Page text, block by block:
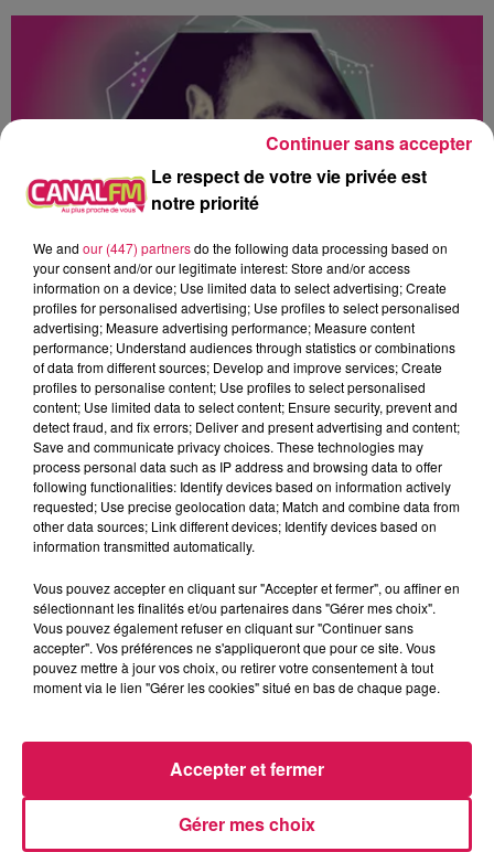
0h00 - 1h00
Club'in Canal fm By Nexxyo
CHRISTOPHE MAE
La Lune
6h52
6h52
Obsesion
6h49
6h49
CYNDI LAUPER
Girls Just Want To
Have Fun
LES ARTICLES LES PLUS CONSULTÉS
CHALEUR ET RISQUE
D'ORAGES CE LUNDI EN
SAMBRE-AVESNOIS-
Le respect de votre vie privée est
notre priorité
We and our (447) partnersdo the following data processing based on
your consent and/or our legitimate interest: Store and/or access
information on a device; Use limited data to select advertising; Create
profiles for personalised advertising; Use profiles to select personalised
advertising; Measure advertising performance; Measure content
performance; Understand audiences through statistics or combinations
of data from different sources; Develop and improve services; Create
profiles to personalise content; Use profiles to select personalised
content; Use limited data to select content; Ensure security, prevent and
detect fraud, and fix errors; Deliver and present advertising and content;
Save and communicate privacy choices. These technologies may
process personal data such as IP address and browsing data to offer
following functionalities: Identify devices based on information actively
requested; Use precise geolocation data; Match and combine data from
other data sources; Link different devices; Identify devices based on
information transmitted automatically.
Vous pouvez accepter en cliquant sur "Accepter et fermer", ou affiner en
sélectionnant les finalités et/ou partenaires dans "Gérer mes choix".
Vous pouvez également refuser en cliquant sur "Continuer sans
accepter". Vos préférences ne s'appliqueront que pour ce site. Vous
pouvez mettre à jour vos choix, ou retirer votre consentement à tout
moment via le lien "Gérer les cookies" situé en bas de chaque page.
Gérer mes choix
Accepter et fermer
Continuer sans accepter